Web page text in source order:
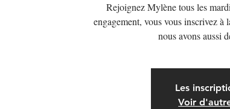
Rejoignez Mylène tous les
engagement, vous vous inscrivez à
nous avons aussi
Les
Voir